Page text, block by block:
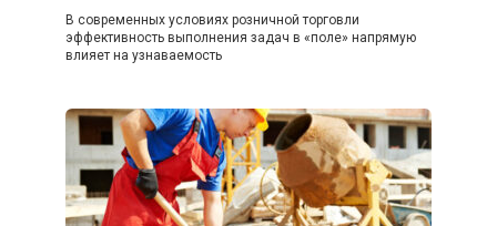
В современных условиях розничной торговли
эффективность выполнения задач в «поле» напрямую
влияет на узнаваемость